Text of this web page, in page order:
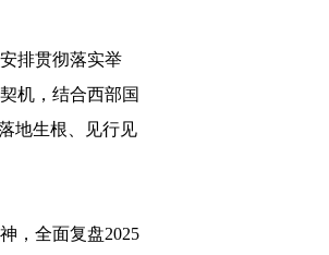
排贯彻落实举
机，结合西部国
地生根、见行见
，全面复盘2025